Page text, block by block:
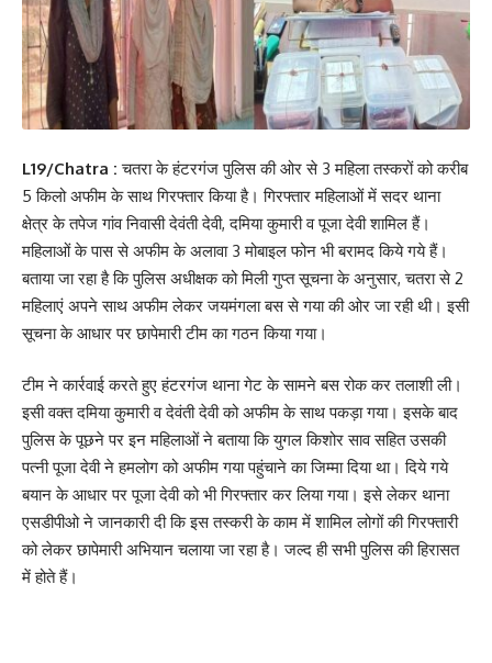
L19/Chatra : चतरा के हंटरगंज पुलिस की ओर से 3 महिला तस्करों को करीब
5 किलो अफीम के साथ गिरफ्तार किया है। गिरफ्तार महिलाओं में सदर थाना
क्षेत्र के तपेज गांव निवासी देवंती देवी, दमिया कुमारी व पूजा देवी शामिल हैं।
महिलाओं के पास से अफीम के अलावा 3 मोबाइल फोन भी बरामद किये गये हैं।
बताया जा रहा है कि पुलिस अधीक्षक को मिली गुप्त सूचना के अनुसार, चतरा से 2
महिलाएं अपने साथ अफीम लेकर जयमंगला बस से गया की ओर जा रही थी। इसी
सूचना के आधार पर छापेमारी टीम का गठन किया गया।
टीम ने कार्रवाई करते हुए हंटरगंज थाना गेट के सामने बस रोक कर तलाशी ली।
इसी वक्त दमिया कुमारी व देवंती देवी को अफीम के साथ पकड़ा गया। इसके बाद
पुलिस के पूछने पर इन महिलाओं ने बताया कि युगल किशोर साव सहित उसकी
पत्नी पूजा देवी ने हमलोग को अफीम गया पहुंचाने का जिम्मा दिया था। दिये गये
बयान के आधार पर पूजा देवी को भी गिरफ्तार कर लिया गया। इसे लेकर थाना
एसडीपीओ ने जानकारी दी कि इस तस्करी के काम में शामिल लोगों की गिरफ्तारी
को लेकर छापेमारी अभियान चलाया जा रहा है। जल्द ही सभी पुलिस की हिरासत
में होते हैं।